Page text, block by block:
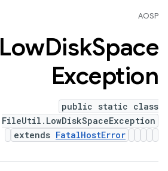
AOSP
LowDiskSpace
Exception
public static class
FileUtil.LowDiskSpaceException
extends FatalHostError